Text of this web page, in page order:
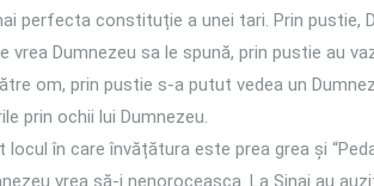
perfecta constituție a unei tari. Prin pustie,
vrea Dumnezeu sa le spună, prin pustie au
om, prin pustie s-a putut vedea un
prin ochii lui Dumnezeu.
în care învățătura este prea grea și
vrea să-i nenoroceasca. La Sinai au